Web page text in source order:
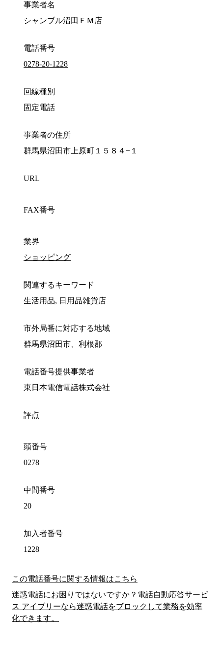
事業者名
シャンブル沼田ＦＭ店
電話番号
0278-20-1228
回線種別
固定電話
事業者の住所
群馬県沼田市上原町１５８４−１
URL
FAX番号
業界
ショッピング
関連するキーワード
生活用品, 日用品雑貨店
市外局番に対応する地域
群馬県沼田市、利根郡
電話番号提供事業者
東日本電信電話株式会社
評点
頭番号
0278
中間番号
20
加入者番号
1228
この電話番号に関する情報はこちら
迷惑電話にお困りではないですか？電話自動応答サービ
ス アイブリーなら迷惑電話をブロックして業務を効率
化できます。